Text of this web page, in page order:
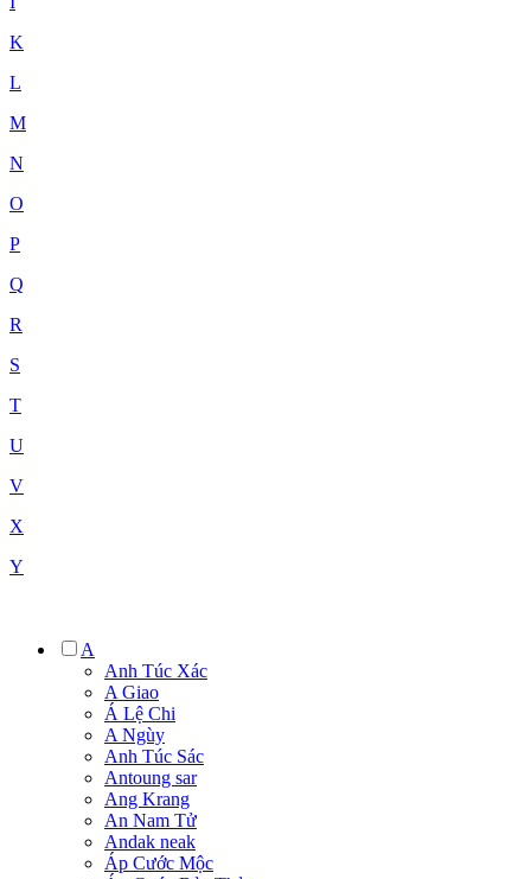
K
L
M
N
O
P
Q
R
S
T
U
V
X
Y
A
Anh Túc Xác
A Giao
Á Lệ Chi
A Ngùy
Anh Túc Sác
Antoung sar
Ang Krang
An Nam Tử
Andak neak
Áp Cước Mộc